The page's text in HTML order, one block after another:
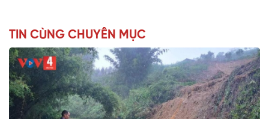
TIN CÙNG CHUYÊN MỤC